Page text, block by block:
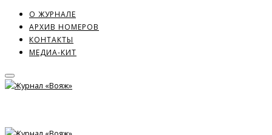
О ЖУРНАЛЕ
АРХИВ НОМЕРОВ
КОНТАКТЫ
МЕДИА-КИТ